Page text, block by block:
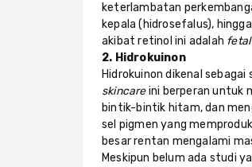
keterlambatan
kepala (hidrosefalus),
akibat retinol ini adalah
2. Hidrokuinon
Hidrokuinon dikenal
skincareini berperan untuk
bintik-bintik hitam, dan
sel pigmen yang
besar rentan mengalami
Meskipun belum ada studi